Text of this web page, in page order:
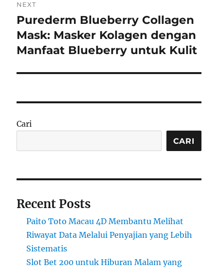
NEXT
Next
post:
Purederm Blueberry Collagen
Mask: Masker Kolagen dengan
Manfaat Blueberry untuk Kulit
Cari
CARI
Recent Posts
Paito Toto Macau 4D Membantu Melihat
Riwayat Data Melalui Penyajian yang Lebih
Sistematis
Slot Bet 200 untuk Hiburan Malam yang